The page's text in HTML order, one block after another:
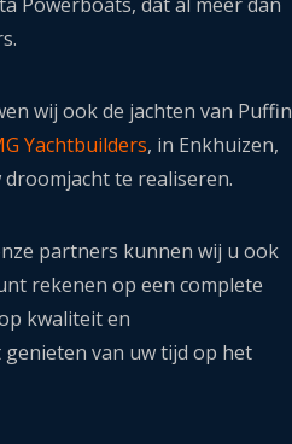
wij ook de jachten van Puffin
Yachtbuilders, in Enkhuizen,
te realiseren.
partners kunnen wij u ook
rekenen op een complete
kwaliteit en
van uw tijd op het